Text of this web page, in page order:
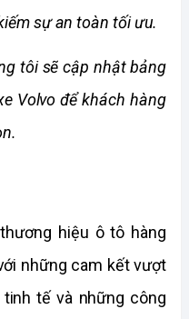
sự an toàn tối ưu.
tôi sẽ cập nhật bảng
Volvo để khách hàng
hiệu ô tô hàng
những cam kết vượt
tế và những công